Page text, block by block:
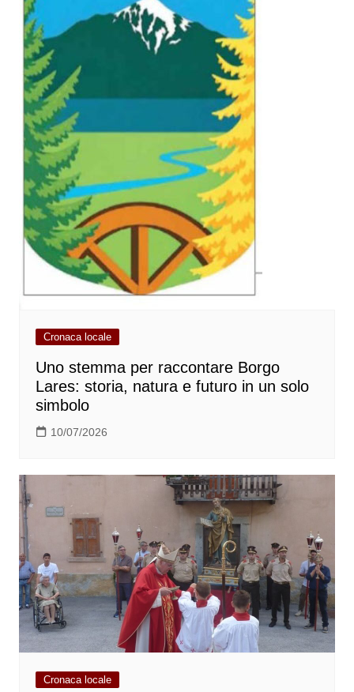
Cronaca locale
Uno stemma per raccontare Borgo
Lares: storia, natura e futuro in un solo
simbolo
10/07/2026
Cronaca locale